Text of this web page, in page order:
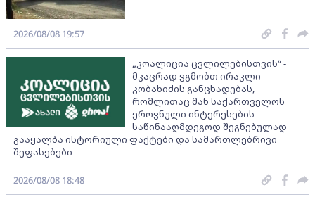
2026/08/08 19:57
„კოალიცია ცვლილებისთვის“ -
მკაცრად ვგმობთ ირაკლი
კობახიძის განცხადებას,
რომლითაც მან საქართველოს
ეროვნული ინტერესების
საწინააღმდეგოდ შეგნებულად
გააყალბა ისტორიული ფაქტები და სამართლებრივი
შეფასებები
2026/08/08 18:48